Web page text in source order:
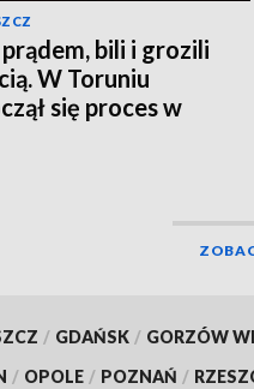
bili i grozili
W Toruniu
się proces w
/ GDAŃSK / GORZÓW
/ OPOLE / POZNAŃ /